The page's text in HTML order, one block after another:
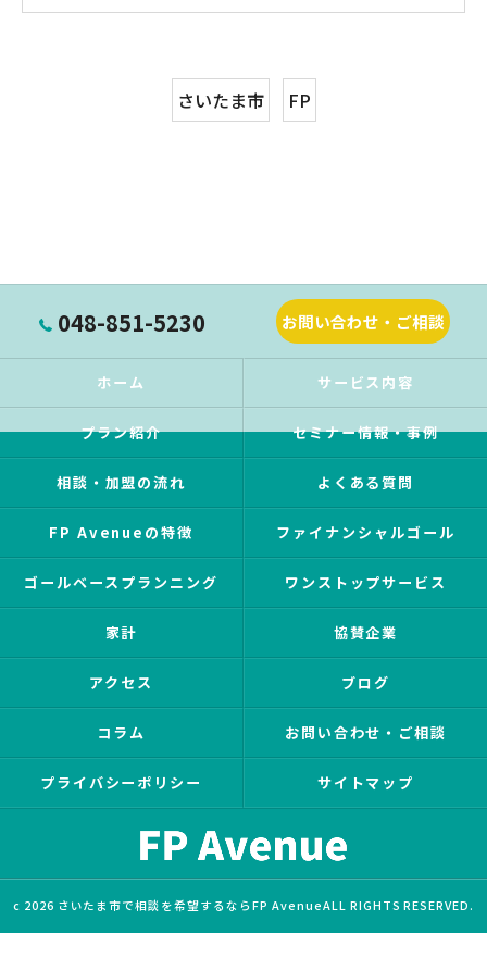
さいたま市 FP
048-851-5230 お問い合わせ・ご相談
ホーム サービス内容
プラン紹介 セミナー情報・事例
相談・加盟の流れ よくある質問
FP Avenueの特徴 ファイナンシャルゴール
ゴールベースプランニング ワンストップサービス
家計 協賛企業
アクセス ブログ
コラム お問い合わせ・ご相談
プライバシーポリシー サイトマップ
c 2026 さいたま市で相談を希望するならFP AvenueALL RIGHTS RESERVED.